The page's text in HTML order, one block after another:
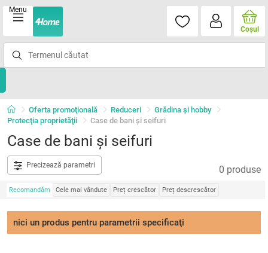
Menu
Coşul
Oferta promoţională Reduceri
Grădina şi hobby
Protecţia proprietăţii
Case de bani şi seifuri
Case de bani şi seifuri
Precizează parametri 0 produse
Recomandăm Cele mai vândute Preț crescător Preț descrescător
nici un produs pentru parametrii specificaţi